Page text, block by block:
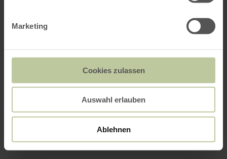
Marketing
Cookies zulassen
Auswahl erlauben
Ablehnen